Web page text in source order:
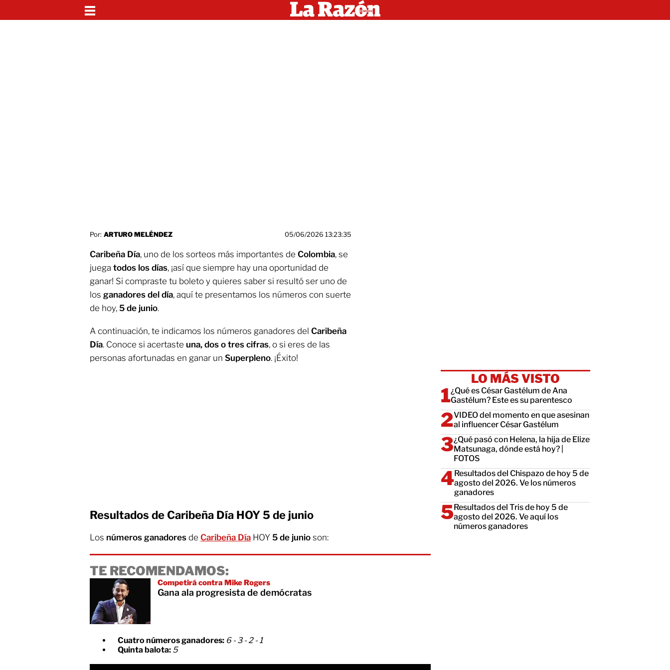
Por: ARTURO MELÉNDEZ 05/06/2026 13:23:35
Caribeña Día, uno de los sorteos más importantes de Colombia, se
juega todos los días, ¡así que siempre hay una oportunidad de
ganar! Si compraste tu boleto y quieres saber si resultó ser uno de
los ganadores del día, aquí te presentamos los números con suerte
de hoy, 5 de junio.
A continuación, te indicamos los números ganadores del Caribeña
Día. Conoce si acertaste una, dos o tres cifras, o si eres de las
personas afortunadas en ganar un Superpleno. ¡Éxito!
Resultados de Caribeña Día HOY 5 de junio
Los números ganadores de Caribeña Día HOY 5 de junio son:
TE RECOMENDAMOS:
Competirá contra Mike Rogers
Gana ala progresista de demócratas
Cuatro números ganadores: 6 - 3 - 2 - 1
Quinta balota: 5
LO MÁS VISTO
¿Qué es César Gastélum de Ana
Gastélum? Este es su parentesco
VIDEO del momento en que asesinan
al influencer César Gastélum
¿Qué pasó con Helena, la hija de Elize
Matsunaga, dónde está hoy? |
FOTOS
Resultados del Chispazo de hoy 5 de
agosto del 2026. Ve los números
ganadores
Resultados del Tris de hoy 5 de
agosto del 2026. Ve aquí los
números ganadores